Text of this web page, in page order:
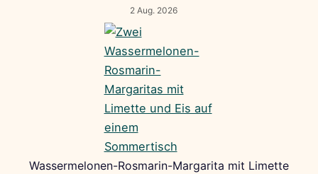
2 Aug. 2026
Wassermelonen-Rosmarin-Margarita mit Limette